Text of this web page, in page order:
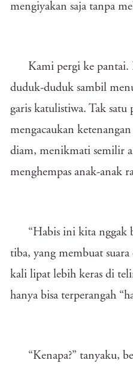
mengiyakan saja tanpa
Kami pergi ke pantai.
duduk-duduk sambil
garis katulistiwa. Tak
mengacaukan
diam, menikmati semilir
menghempas anak-anak
“Habis ini kita nggak
tiba, yang membuat
kali lipat lebih keras di
hanya bisa terperangah
“Kenapa?” tanyaku,